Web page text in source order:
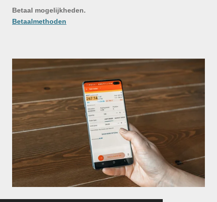
Betaal mogelijkheden.
Betaalmethoden